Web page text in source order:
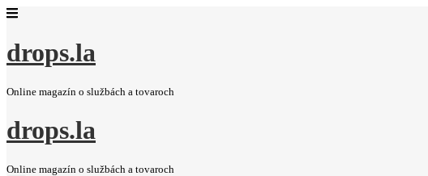
drops.la
Online magazín o službách a tovaroch
drops.la
Online magazín o službách a tovaroch